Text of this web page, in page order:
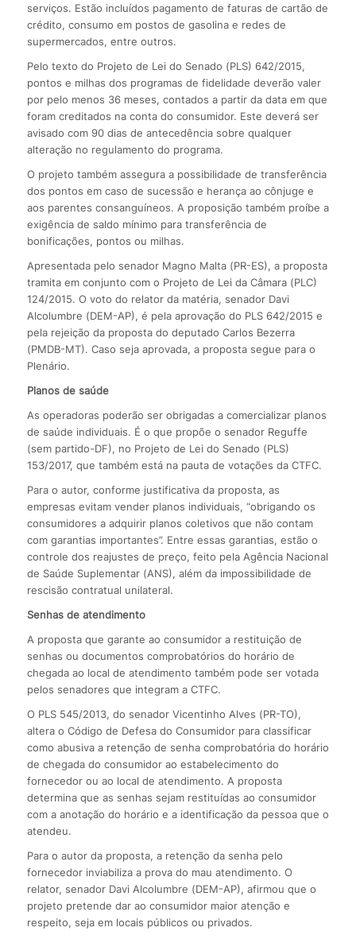
serviços. Estão incluídos pagamento de faturas de cartão de
crédito, consumo em postos de gasolina e redes de
supermercados, entre outros.
Pelo texto do Projeto de Lei do Senado (PLS) 642/2015,
pontos e milhas dos programas de fidelidade deverão valer
por pelo menos 36 meses, contados a partir da data em que
foram creditados na conta do consumidor. Este deverá ser
avisado com 90 dias de antecedência sobre qualquer
alteração no regulamento do programa.
O projeto também assegura a possibilidade de transferência
dos pontos em caso de sucessão e herança ao cônjuge e
aos parentes consanguíneos. A proposição também proíbe a
exigência de saldo mínimo para transferência de
bonificações, pontos ou milhas.
Apresentada pelo senador Magno Malta (PR-ES), a proposta
tramita em conjunto com o Projeto de Lei da Câmara (PLC)
124/2015. O voto do relator da matéria, senador Davi
Alcolumbre (DEM-AP), é pela aprovação do PLS 642/2015 e
pela rejeição da proposta do deputado Carlos Bezerra
(PMDB-MT). Caso seja aprovada, a proposta segue para o
Plenário.
Planos de saúde
As operadoras poderão ser obrigadas a comercializar planos
de saúde individuais. É o que propõe o senador Reguffe
(sem partido-DF), no Projeto de Lei do Senado (PLS)
153/2017, que também está na pauta de votações da CTFC.
Para o autor, conforme justificativa da proposta, as
empresas evitam vender planos individuais, “obrigando os
consumidores a adquirir planos coletivos que não contam
com garantias importantes”. Entre essas garantias, estão o
controle dos reajustes de preço, feito pela Agência Nacional
de Saúde Suplementar (ANS), além da impossibilidade de
rescisão contratual unilateral.
Senhas de atendimento
A proposta que garante ao consumidor a restituição de
senhas ou documentos comprobatórios do horário de
chegada ao local de atendimento também pode ser votada
pelos senadores que integram a CTFC.
O PLS 545/2013, do senador Vicentinho Alves (PR-TO),
altera o Código de Defesa do Consumidor para classificar
como abusiva a retenção de senha comprobatória do horário
de chegada do consumidor ao estabelecimento do
fornecedor ou ao local de atendimento. A proposta
determina que as senhas sejam restituídas ao consumidor
com a anotação do horário e a identificação da pessoa que o
atendeu.
Para o autor da proposta, a retenção da senha pelo
fornecedor inviabiliza a prova do mau atendimento. O
relator, senador Davi Alcolumbre (DEM-AP), afirmou que o
projeto pretende dar ao consumidor maior atenção e
respeito, seja em locais públicos ou privados.